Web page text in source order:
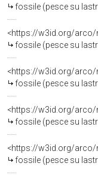
fossile (pesce su
<https://w3id.org/arco/
fossile (pesce su
<https://w3id.org/arco/
fossile (pesce su
<https://w3id.org/arco/
fossile (pesce su
<https://w3id.org/arco/
fossile (pesce su